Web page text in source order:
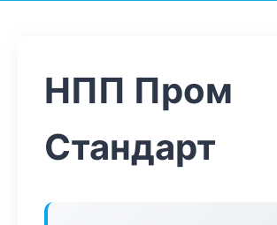
НПП Пром
Стандарт